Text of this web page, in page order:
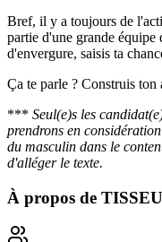
Bref, il y a toujours de
partie d'une grande équipe
d'envergure, saisis ta
Ça te parle ? Construis ton
*** Seul(e)s les
prendrons en
du masculin dans le
d'alléger le texte.
À propos de